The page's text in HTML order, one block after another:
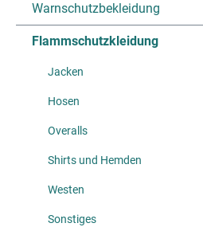
Warnschutzbekleidung
Flammschutzkleidung
Jacken
Hosen
Overalls
Shirts und Hemden
Westen
Sonstiges